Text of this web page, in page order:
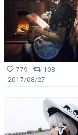
779
108
2017/08/27